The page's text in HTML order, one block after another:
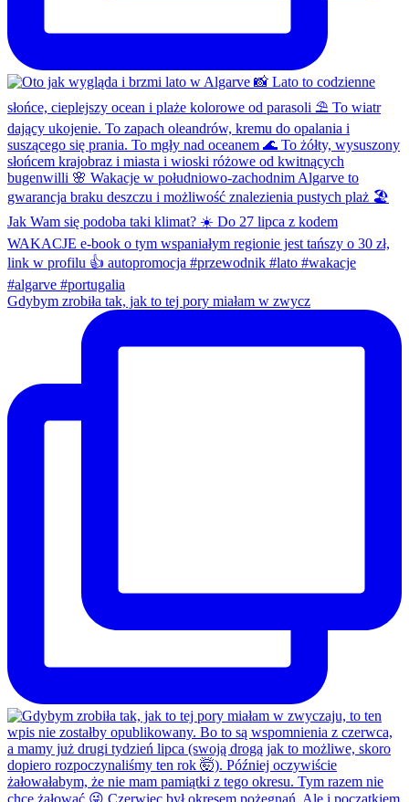
Gdybym zrobiła tak, jak to tej pory miałam w zwycz